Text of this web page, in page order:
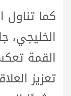
كما تناول
الخليجي،
القمة
تعزيز